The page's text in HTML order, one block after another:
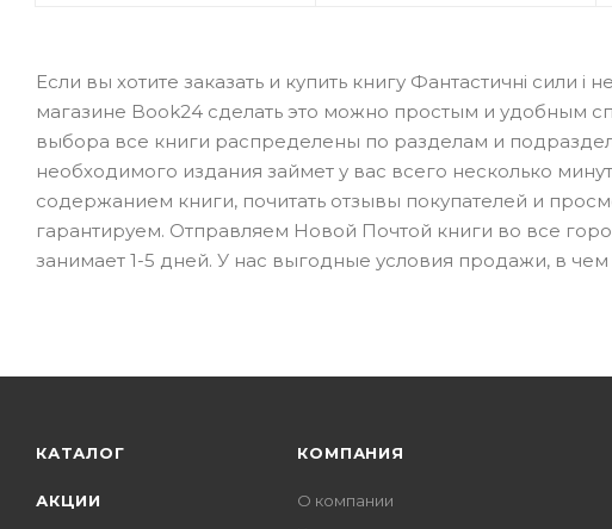
Если вы хотите заказать и купить книгу Фантастичні сили
магазине Book24 сделать это можно простым и удобным
выбора все книги распределены по разделам и
необходимого издания займет у вас всего несколько
содержанием книги, почитать отзывы покупателей и
гарантируем. Отправляем Новой Почтой книги во все
занимает 1-5 дней. У нас выгодные условия продажи, в
КАТАЛОГ
АКЦИИ
КОМПАНИЯ
О компании